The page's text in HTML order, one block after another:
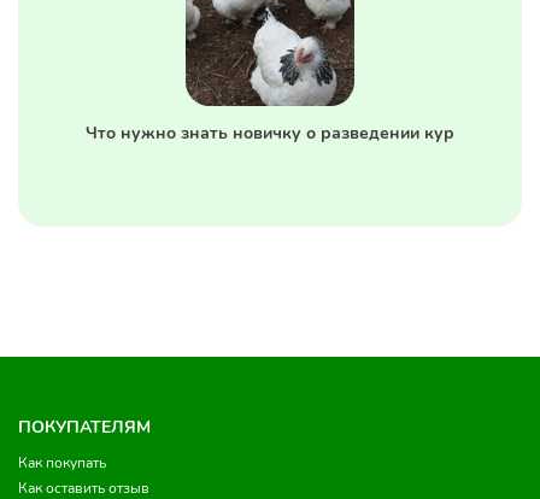
Что нужно знать новичку о разведении кур
ПОКУПАТЕЛЯМ
Как покупать
Как оставить отзыв